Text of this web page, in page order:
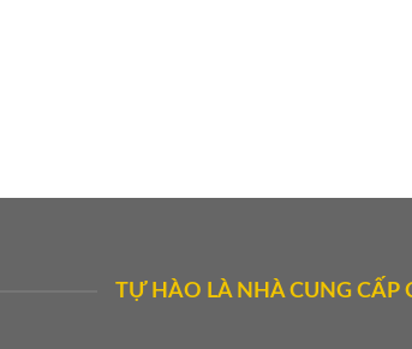
TỰ HÀO LÀ NHÀ CUNG CẤP